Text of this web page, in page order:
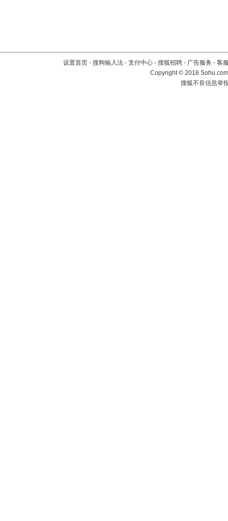
设置首页 - 搜狗输入法 - 支付中心 - 搜狐招聘 - 广告服务 - 客
Copyright©2016
搜狐不良信息举